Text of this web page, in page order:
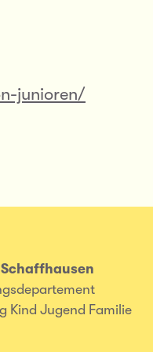
junioren/
Kind Jugend Familie